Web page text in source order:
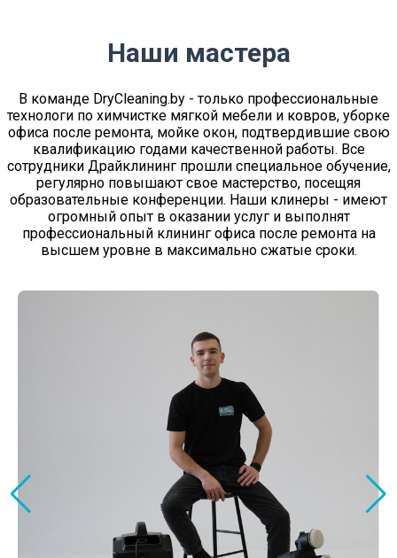
Наши мастера
В команде DryСleaning.by - только профессиональные
технологи по химчистке мягкой мебели и ковров, уборке
офиса после ремонта, мойке окон, подтвердившие свою
квалификацию годами качественной работы. Все
сотрудники Драйклининг прошли специальное обучение,
регулярно повышают свое мастерство, посещяя
образовательные конференции. Наши клинеры - имеют
огромный опыт в оказании услуг и выполнят
профессиональный клининг офиса после ремонта на
высшем уровне в максимально сжатые сроки.